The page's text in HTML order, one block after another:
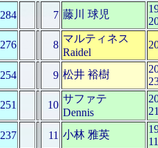
284 7 藤川 球児
276 8
マルティネス
Raidel
254 9 松井 裕樹
251 10
サファテ
Dennis
237 11 小林 雅英
11